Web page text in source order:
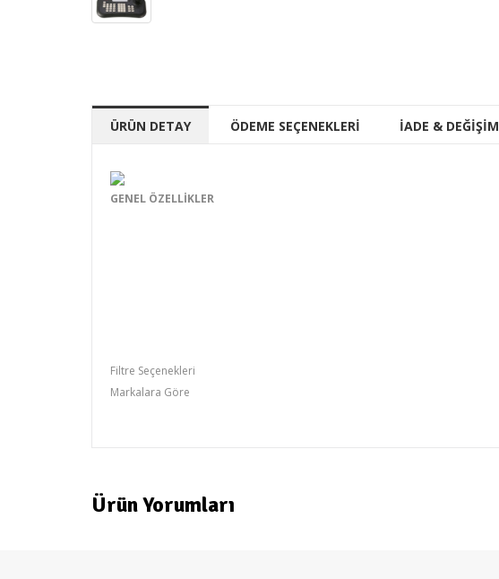
ÜRÜN DETAY ÖDEME SEÇENEKLERİ İADE & DEĞİŞİM
GENEL ÖZELLİKLER
Filtre Seçenekleri
Markalara Göre
Ürün Yorumları